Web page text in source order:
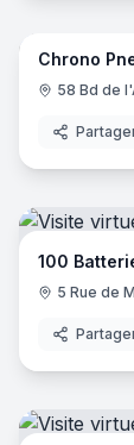
Chrono
58 Bd de
100
5 Rue de